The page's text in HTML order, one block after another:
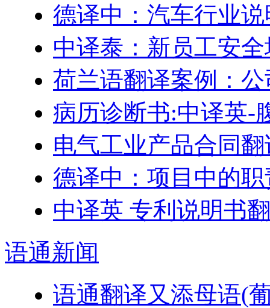
德译中：汽车行业
中译泰：新员工安
荷兰语翻译案例：
病历诊断书:中译英-
电气工业产品合同
德译中：项目中的
中译英 专利说明书
语通新闻
语通翻译又添母语(